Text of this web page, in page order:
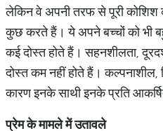
लेकिन वे अपनी तरफ से पूरी
कुछ करते हैं। ये अपने बच्चों को भी
कई दोस्त होते हैं। सहनशीलता,
दोस्त कम नहीं होते हैं। कल्पनाशील,
कारण इनके साथी इनके प्रति
प्रेम के मामले में उतावले